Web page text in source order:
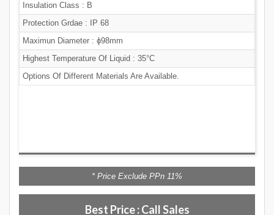
Insulation Class : B
Protection Grdae : IP 68
Maximun Diameter : ɸ98mm
Highest Temperature Of Liquid : 35°C
Options Of Different Materials Are Available.
* Price Exclude PPn 11%
Best Price : Call Sales